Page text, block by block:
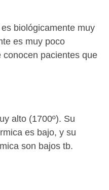
biológicamente muy
es muy poco
pacientes que
alto (1700º). Su
es bajo, y su
son bajos tb.